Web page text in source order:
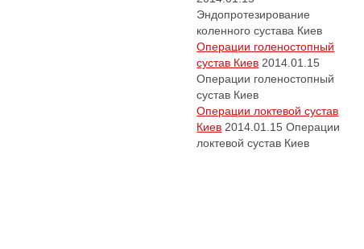
Эндопротезирование
коленного сустава Киев
Операции голеностопный
сустав Киев 2014.01.15
Операции голеностопный
сустав Киев
Операции локтевой сустав
Киев 2014.01.15 Операции
локтевой сустав Киев